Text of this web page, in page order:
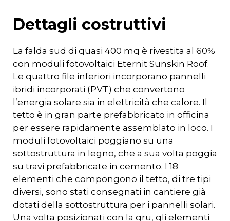
Dettagli costruttivi
La falda sud di quasi 400 mq è rivestita al 60%
con moduli fotovoltaici Eternit Sunskin Roof.
Le quattro file inferiori incorporano pannelli
ibridi incorporati (PVT) che convertono
l’energia solare sia in elettricità che calore. Il
tetto è in gran parte prefabbricato in officina
per essere rapidamente assemblato in loco. I
moduli fotovoltaici poggiano su una
sottostruttura in legno, che a sua volta poggia
su travi prefabbricate in cemento. I 18
elementi che compongono il tetto, di tre tipi
diversi, sono stati consegnati in cantiere già
dotati della sottostruttura per i pannelli solari.
Una volta posizionati con la gru, gli elementi